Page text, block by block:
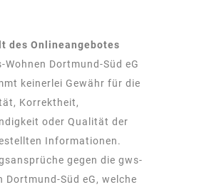
des Onlineangebotes
Wohnen Dortmund-Süd eG
keinerlei Gewähr für die
Korrektheit,
oder Qualität der
Informationen.
gegen die gws-
Dortmund-Süd eG, welche